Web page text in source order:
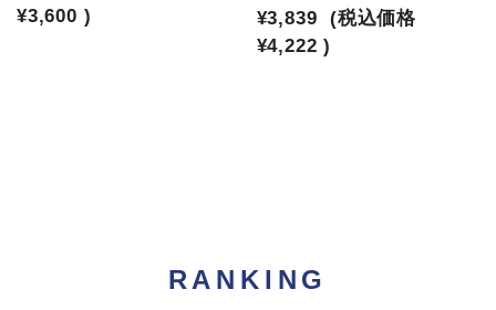
¥3,600 ) ¥3,839
(税込価格
¥4,222 )
RANKING